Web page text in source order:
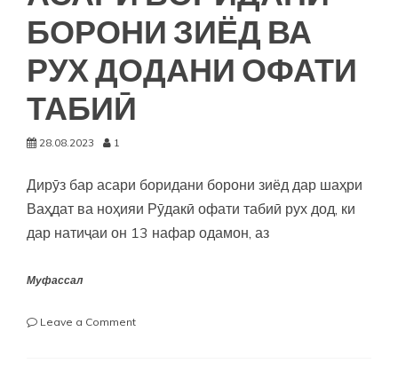
БОРОНИ ЗИЁД ВА
РУХ ДОДАНИ ОФАТИ
ТАБИӢ
28.08.2023 1
Дирӯз бар асари боридани борони зиёд дар шаҳри
Ваҳдат ва ноҳияи Рӯдакӣ офати табиӣ рух дод, ки
дар натиҷаи он 13 нафар одамон, аз
Муфассал
Leave a Commenton